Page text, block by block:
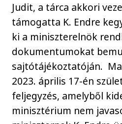
Judit, a tárca akkori
támogatta K. Endre
ki a miniszterelnök
dokumentumokat
sajtótájékoztatóján.
2023. április 17-én
feljegyzés, amelyből
minisztérium nem